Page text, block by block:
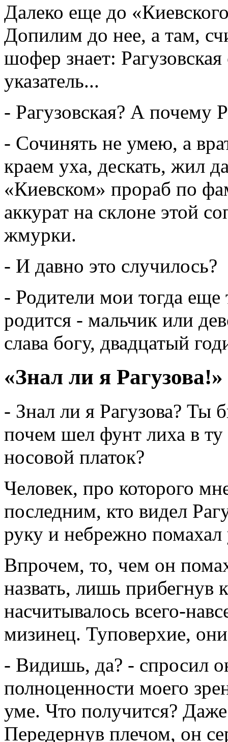
Далеко еще до
Допилим до нее, а там,
шофер знает:
указатель...
- Рагузовская? А почему
- Сочинять не умею, а
краем уха, дескать, жил
«Киевском» прораб по
аккурат на склоне этой
жмурки.
- И давно это случилось?
- Родители мои тогда еще
родится - мальчик или
слава богу, двадцатый
«Знал ли я Рагузова!»
- Знал ли я Рагузова?
почем шел фунт лиха в ту
носовой платок?
Человек, про которого
последним, кто видел
руку и небрежно
Впрочем, то, чем он
назвать, лишь прибегнув
насчитывалось всего-
мизинец. Туповерхие,
- Видишь, да? - спросил
полноценности моего
уме. Что получится?
Передернув плечом, он